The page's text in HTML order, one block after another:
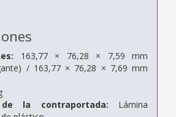
163,77 × 76,28 × 7,59 mm
/ 163,77 × 76,28 × 7,69 mm
la contraportada: Lámina